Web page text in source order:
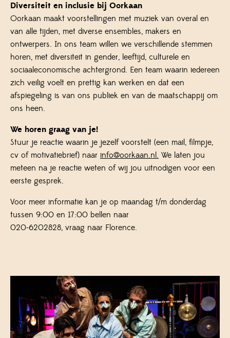
Diversiteit en inclusie bij Oorkaan
Oorkaan maakt voorstellingen met muziek van overal en
van alle tijden, met diverse ensembles, makers en
ontwerpers. In ons team willen we verschillende stemmen
horen, met diversiteit in gender, leeftijd, culturele en
sociaaleconomische achtergrond. Een team waarin iedereen
zich veilig voelt en prettig kan werken en dat een
afspiegeling is van ons publiek en van de maatschappij om
ons heen.
We horen graag van je!
Stuur je reactie waarin je jezelf voorstelt (een mail, filmpje,
cv of motivatiebrief) naar info@oorkaan.nl. We laten jou
meteen na je reactie weten of wij jou uitnodigen voor een
eerste gesprek.
Voor meer informatie kan je op maandag t/m donderdag
tussen 9:00 en 17:00 bellen naar
020-6202828, vraag naar Florence.